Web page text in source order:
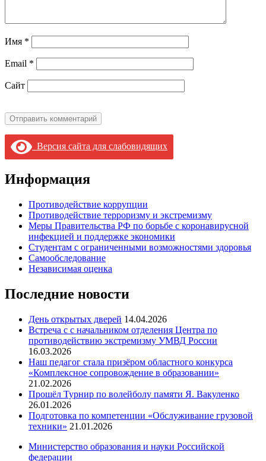
Имя *
Email *
Сайт
Версия сайта для слабовидящих
Информация
Противодействие коррупции
Противодействие терроризму и экстремизму
Меры Правительства РФ по борьбе с коронавирусной
инфекцией и поддержке экономики
Студентам с ограниченными возможностями здоровья
Самообследование
Независимая оценка
Последние новости
День открытых дверей 14.04.2026
Встреча с с начальником отделения Центра по
противодействию экстремизму УМВД России
16.03.2026
Наш педагог стала призёром областного конкурса
«Комплексное сопровождение в образовании»
21.02.2026
Прошёл Турнир по волейболу памяти Я. Вакуленко
26.01.2026
Подготовка по компетенции «Обслуживание грузовой
техники» 21.01.2026
Министерство образования и науки Российской
федерации